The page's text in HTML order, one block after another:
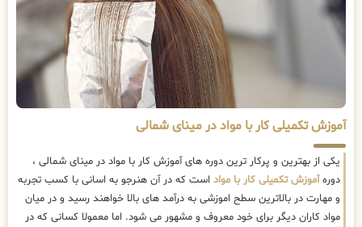
آموزش تکمیلی کار با مواد در مینای شمالی
یکی از بهترین و پرکار ترین دوره های آموزش کار با مواد در مینای شمالی ،
دورهآموزش تکمیلی کار با مواد است که در آن هنرجو به اسانی با کسب تجربه
و مهارت در بالاترین سطح اموزشی به درآمد های بالا خواهند رسید و در میان
مواد کاران دیگر برای خود معروف و مشهور می شود. اما معمولا کسانی که در